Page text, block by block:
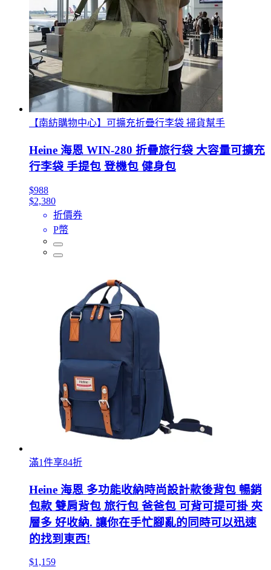
【南紡購物中心】可擴充折疊行李袋 掃貨幫手
Heine 海恩 WIN-280 折疊旅行袋 大容量可擴充
行李袋 手提包 登機包 健身包
$988
$2,380
折價券
P幣
滿1件享84折
Heine 海恩 多功能收納時尚設計款後背包 暢銷
包款 雙肩背包 旅行包 爸爸包 可背可提可掛 夾
層多 好收納. 讓你在手忙腳亂的同時可以迅速
的找到東西!
$1,159